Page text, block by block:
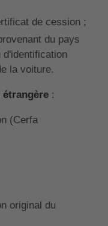
de cession ;
du pays
d'identification
la voiture.
:
(Cerfa
original du